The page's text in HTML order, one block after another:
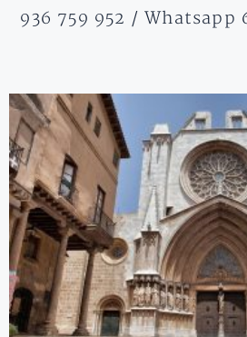
936 759 952 / Whatsapp